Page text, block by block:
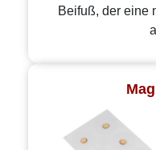
Beifuß, der eine